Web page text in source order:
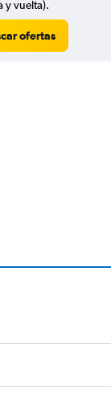
y vuelta).
ofertas